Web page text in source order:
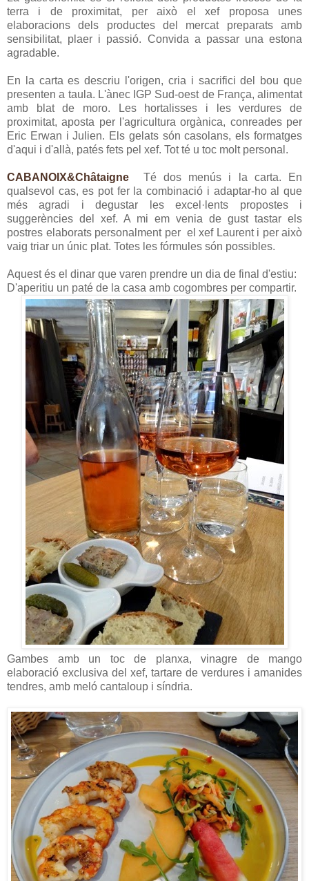
terra i de proximitat, per això el xef proposa unes
elaboracions dels productes del mercat preparats amb
sensibilitat, plaer i passió. Convida a passar una estona
agradable.
En la carta es descriu l'origen, cria i sacrifici del bou que
presenten a taula. L'ànec IGP Sud-oest de França, alimentat
amb blat de moro. Les hortalisses i les verdures de
proximitat, aposta per l'agricultura orgànica, conreades per
Eric Erwan i Julien. Els gelats són casolans, els formatges
d'aqui i d'allà, patés fets pel xef. Tot té u toc molt personal.
CABANOIX&Châtaigne Té dos menús i la carta. En
qualsevol cas, es pot fer la combinació i adaptar-ho al que
més agradi i degustar les excel·lents propostes i
suggerències del xef. A mi em venia de gust tastar els
postres elaborats personalment per el xef Laurent i per això
vaig triar un únic plat. Totes les fórmules són possibles.
Aquest és el dinar que varen prendre un dia de final d'estiu:
D'aperitiu un paté de la casa amb cogombres per compartir.
Gambes amb un toc de planxa, vinagre de mango
elaboració exclusiva del xef, tartare de verdures i amanides
tendres, amb meló cantaloup i síndria.